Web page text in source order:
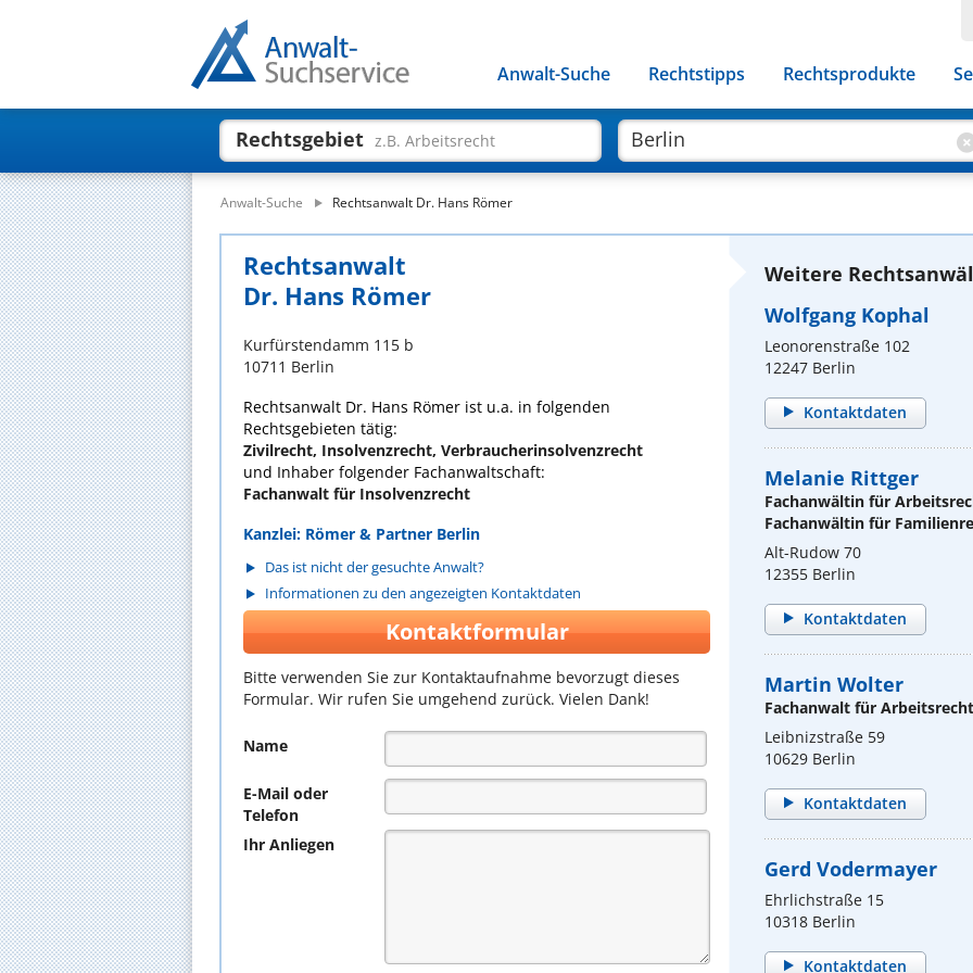
Anwalt-Suche Rechtstipps Rechtsprodukte
Rechtsgebiet z.B. Arbeitsrecht
Anwalt-Suche Rechtsanwalt Dr. Hans Römer
Rechtsanwalt
Dr. Hans Römer
Kurfürstendamm 115 b
10711 Berlin
Rechtsanwalt Dr. Hans Römer ist u.a. in folgenden
Rechtsgebieten tätig:
Zivilrecht, Insolvenzrecht, Verbraucherinsolvenzrecht
und Inhaber folgender Fachanwaltschaft:
Fachanwalt für Insolvenzrecht
Kanzlei: Römer & Partner Berlin
Das ist nicht der gesuchte Anwalt?
Informationen zu den angezeigten Kontaktdaten
Kontaktformular
Bitte verwenden Sie zur Kontaktaufnahme bevorzugt dieses
Formular. Wir rufen Sie umgehend zurück. Vielen Dank!
Name
E-Mail oder
Telefon
Ihr Anliegen
Weitere
Wolfgang Kophal
Leonorenstraße 102
12247 Berlin
Kontaktdaten
Melanie Rittger
Fachanwältin für
Fachanwältin für
Alt-Rudow 70
12355 Berlin
Kontaktdaten
Martin Wolter
Fachanwalt für Arbeitsrecht
Leibnizstraße 59
10629 Berlin
Kontaktdaten
Gerd Vodermayer
Ehrlichstraße 15
10318 Berlin
Kontaktdaten